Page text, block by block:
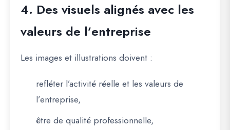
4. Des visuels alignés avec les
valeurs de l’entreprise
Les images et illustrations doivent :
refléter l’activité réelle et les valeurs de
l’entreprise,
être de qualité professionnelle,